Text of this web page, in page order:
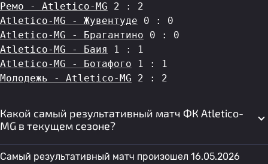
Ремо - Atletico-MG 2 : 2
Atletico-MG - Жувентуде 0 : 0
Atletico-MG - Брагантино 0 : 0
Atletico-MG - Баия
1 : 1
Atletico-MG - Ботафого 1 : 1
Молодежь - Atletico-MG 2 : 2
Какой самый результативный матч ФК Atletico-
MG в текущем сезоне?
Самый результативный матч произошел 16.05.2026